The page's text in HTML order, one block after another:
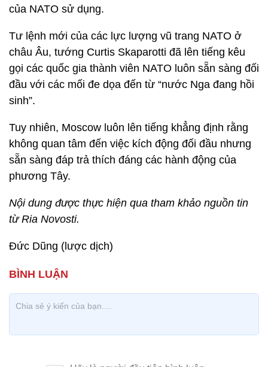
của NATO sử dụng.
Tư lệnh mới của các lực lượng vũ trang NATO ở
châu Âu, tướng Curtis Skaparotti đã lên tiếng kêu
gọi các quốc gia thành viên NATO luôn sẵn sàng đối
đầu với các mối đe dọa đến từ “nước Nga đang hồi
sinh”.
Tuy nhiên, Moscow luôn lên tiếng khẳng định rằng
không quan tâm đến việc kích động đối đầu nhưng
sẵn sàng đáp trả thích đáng các hành động của
phương Tây.
Nội dung được thực hiện qua tham khảo nguồn tin
từ Ria Novosti.
Đức Dũng (lược dịch)